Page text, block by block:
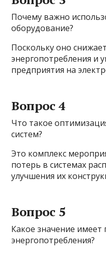
Почему важно
оборудование?
Поскольку оно
энергопотребления и
предприятия на
Вопрос 4
Что такое
систем?
Это комплекс
потерь в системах
улучшения их
Вопрос 5
Какое значение имеет
энергопотребления?